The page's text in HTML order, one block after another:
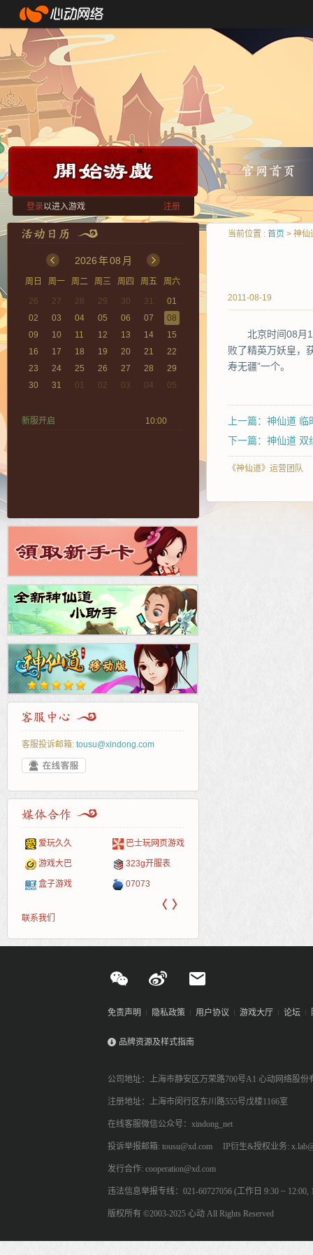
登录以进入游戏 注册
2026年08 月
周日 周一 周二 周三 周四 周五
周六
26
27 28 29 30 31
01
02
03 04 05 06 07
08
09
10 11 12 13 14
15
16
17 18 19 20 21
22
23
24 25 26 27 28
29
30
31 01 02 03 04 05
新服开启 10:00
客服投诉邮箱: tousu@xindong.com
爱玩久久 巴士玩网页游戏
游戏大巴 323g开服表
盒子游戏 07073
〈 〉
联系我们
当前位置 : 首页 > 神仙
2011-08-19
北京时间08月
败了精英万妖皇，
寿无疆”一个。
上一篇：神仙道
下一篇：神仙道 双
《神仙道》运营团队
免责声明 隐私政策 用户协议 游戏大厅 论坛
品牌资源及样式指南
公司地址：上海市静安区万荣路700号A1 心动网络股份
注册地址：上海市闵行区东川路555号戊楼1166室
在线客服微信公众号：xindong_net
投诉举报邮箱: tousu@xd.com IP衍生&授权业务:
发行合作: cooperation@xd.com
违法信息举报专线：021-60727056 (工作日 9:30 ~ 12:00,
版权所有 ©2003-2025 心动 All Rights Reserved